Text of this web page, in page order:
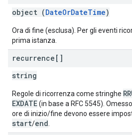
object (DateOrDateTime)
Ora di fine (esclusa). Per gli eventi
prima istanza.
recurrence[]
string
Regole di ricorrenza come stringhe
EXDATE(in base a RFC 5545).
ore di inizio/fine devono essere
start/end